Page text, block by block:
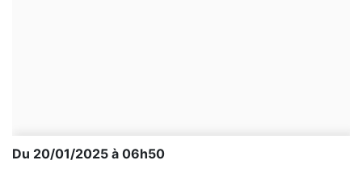
Du 20/01/2025 à 06h50